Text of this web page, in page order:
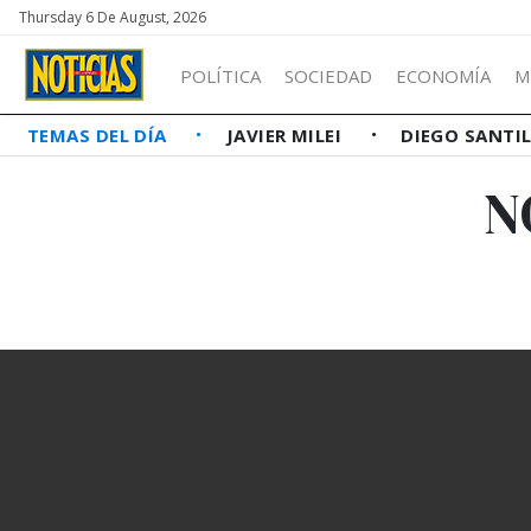
Thursday 6 De August, 2026
POLÍTICA SOCIEDAD ECONOMÍA
TEMAS DEL DÍA JAVIER MILEI DIEGO